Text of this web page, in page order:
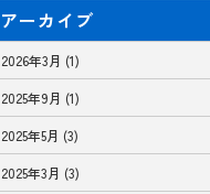
アーカイブ
2026年3月 (1)
2025年9月 (1)
2025年5月 (3)
2025年3月 (3)